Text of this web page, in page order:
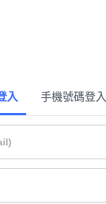
入 手機號碼登入